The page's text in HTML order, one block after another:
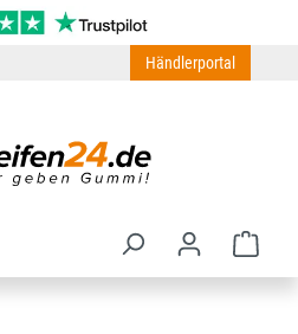
Händlerportal